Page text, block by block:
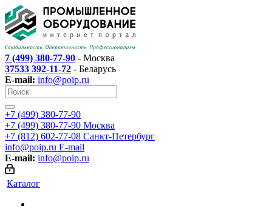
7 (499) 380-77-90 - Москва
37533 392-11-72 - Беларусь
E-mail: info@poip.ru
+7 (499) 380-77-90
+7 (499) 380-77-90 Москва
+7 (812) 602-77-08 Санкт-Петербург
info@poip.ru E-mail
E-mail: info@poip.ru
Каталог